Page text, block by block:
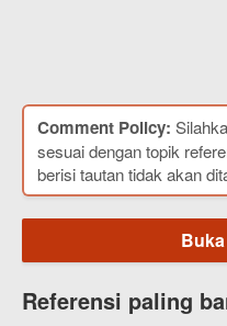
Comment Policy:
sesuai dengan topik
berisi tautan tidak akan
Referensi paling